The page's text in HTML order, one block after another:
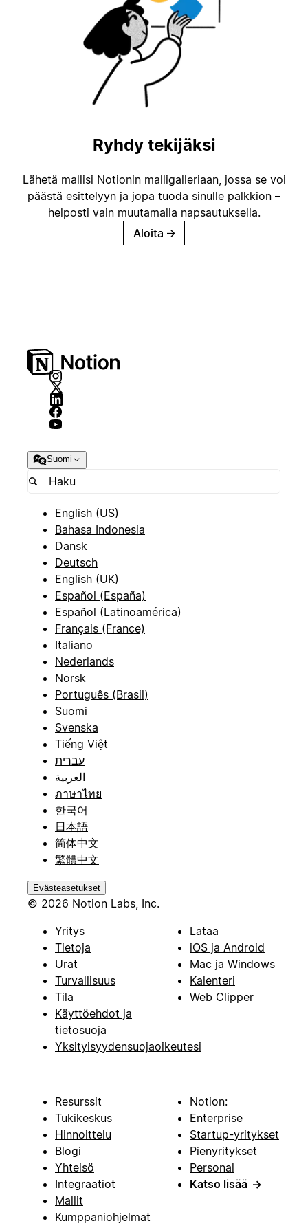
Ryhdy tekijäksi
Lähetä mallisi Notionin malligalleriaan, jossa se voi
päästä esittelyyn ja jopa tuoda sinulle palkkion –
helposti vain muutamalla napsautuksella.
Aloita →
Suomi
English (US)
Bahasa Indonesia
Dansk
Deutsch
English (UK)
Español (España)
Español (Latinoamérica)
Français (France)
Italiano
Nederlands
Norsk
Português (Brasil)
Suomi
Svenska
Tiếng Việt
עברית
العربية
ภาษาไทย
한국어
日本語
简体中文
繁體中文
Evästeasetukset
© 2026 Notion Labs, Inc.
Yritys
Tietoja
Urat
Turvallisuus
Tila
Käyttöehdot ja
tietosuoja
Yksityisyydensuojaoikeutesi
Lataa
iOS ja Android
Mac ja Windows
Kalenteri
Web Clipper
Resurssit
Tukikeskus
Hinnoittelu
Blogi
Yhteisö
Integraatiot
Mallit
Kumppaniohjelmat
Notion:
Enterprise
Startup-yritykset
Pienyritykset
Personal
Katso lisää →